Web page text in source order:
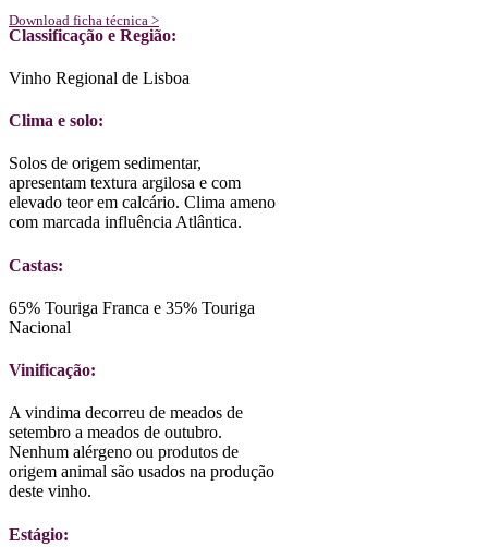
Download ficha técnica >
Classificação e Região:
Vinho Regional de Lisboa
Clima e solo:
Solos de origem sedimentar,
apresentam textura argilosa e com
elevado teor em calcário. Clima ameno
com marcada influência Atlântica.
Castas:
65% Touriga Franca e 35% Touriga
Nacional
Vinificação:
A vindima decorreu de meados de
setembro a meados de outubro.
Nenhum alérgeno ou produtos de
origem animal são usados na produção
deste vinho.
Estágio: